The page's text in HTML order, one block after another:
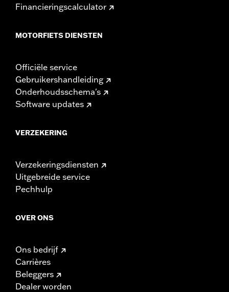
Financieringscalculator
MOTORFIETS DIENSTEN
Officiële service
Gebruikershandleiding
Onderhoudsschema's
Software updates
VERZEKERING
Verzekeringsdiensten
Uitgebreide service
Pechhulp
OVER ONS
Ons bedrijf
Carrières
Beleggers
Dealer worden